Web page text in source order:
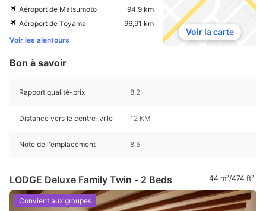
Aéroport de Matsumoto
94,9 km
Aéroport de Toyama
96,91 km
Voir les alentours
Voir la carte
Bon à savoir
Rapport qualité-prix 8.2
Distance vers le centre-ville 12 KM
Note de l'emplacement 8.5
LODGE Deluxe Family Twin - 2 Beds 44 m²/474 ft²
Convient aux groupes